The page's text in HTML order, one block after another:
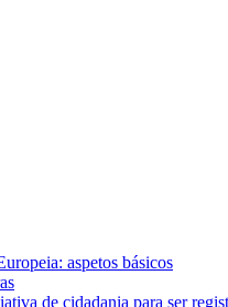
aspetos básicos
de cidadania para ser